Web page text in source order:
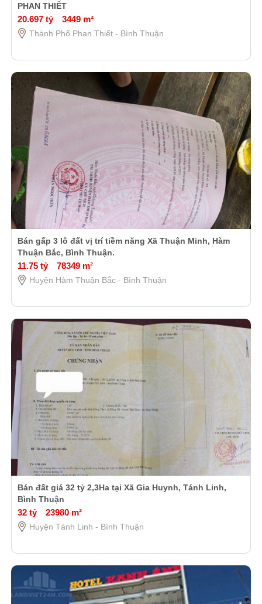
PHAN THIẾT
20.697 tỷ 3449 m²
Thành Phố Phan Thiết - Bình Thuận
Bán gấp 3 lô đất vị trí tiềm năng Xã Thuận Minh, Hàm
Thuận Bắc, Bình Thuận.
11.75 tỷ 78349 m²
Huyện Hàm Thuận Bắc - Bình Thuận
Bán đất giá 32 tỷ 2,3Ha tại Xã Gia Huynh, Tánh Linh,
Bình Thuận
32 tỷ 23980 m²
Huyện Tánh Linh - Bình Thuận